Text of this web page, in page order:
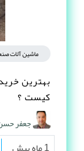
ماشین آلات
بهترین
کیست ؟
جعفر